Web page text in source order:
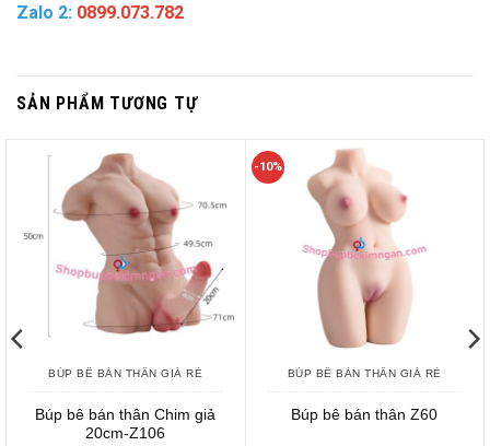
Zalo 2: 0899.073.782
SẢN PHẨM TƯƠNG TỰ
BÚP BÊ BÁN THÂN GIÁ RẺ
Búp bê bán thân Chim giả
20cm-Z106
-10%
BÚP BÊ BÁN THÂN GIÁ RẺ
Búp bê bán thân Z60